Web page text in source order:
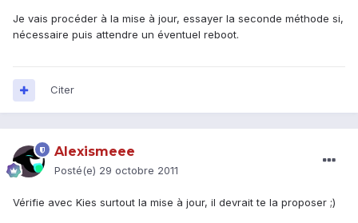
Je vais procéder à la mise à jour, essayer la seconde méthode si,
nécessaire puis attendre un éventuel reboot.
Citer
Alexismeee
Posté(e) 29 octobre 2011
Vérifie avec Kies surtout la mise à jour, il devrait te la proposer ;)